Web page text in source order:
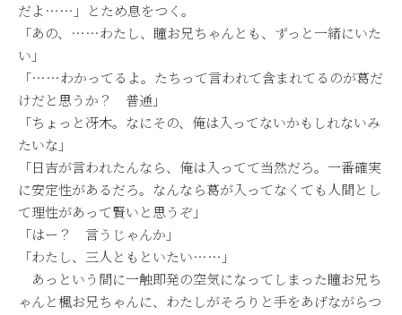
だよ……」とため息をつく。
「あの、……わたし、瞳お兄ちゃんとも、ずっと一緒にいた
い」
「……わかってるよ。たちって言われて含まれてるのが葛だ
けだと思うか？ 普通」
「ちょっと冴木。なにその、俺は入ってないかもしれないみ
たいな」
「日吉が言われたんなら、俺は入ってて当然だろ。一番確実
に安定性があるだろ。なんなら葛が入ってなくても人間とし
て理性があって賢いと思うぞ」
「はー？ 言うじゃんか」
「わたし、三人ともといたい……」
あっという間に一触即発の空気になってしまった瞳お兄ち
ゃんと楓お兄ちゃんに、わたしがそろりと手をあげながらつ